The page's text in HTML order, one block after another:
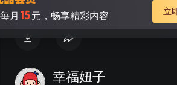
月 15元，畅享精彩内容 立
徐文惠作曲 《线与点》
幸福妞子